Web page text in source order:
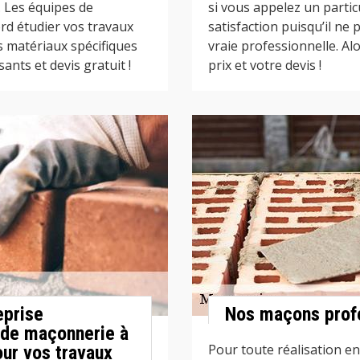
équipes de
étudier vos travaux
matériaux spécifiques
et devis gratuit !
si vous appelez un
satisfaction puisqu’il ne
vraie professionnelle.
prix et votre devis !
maçonnerie à
vos travaux
Nos maçons
Pour toute réalisation